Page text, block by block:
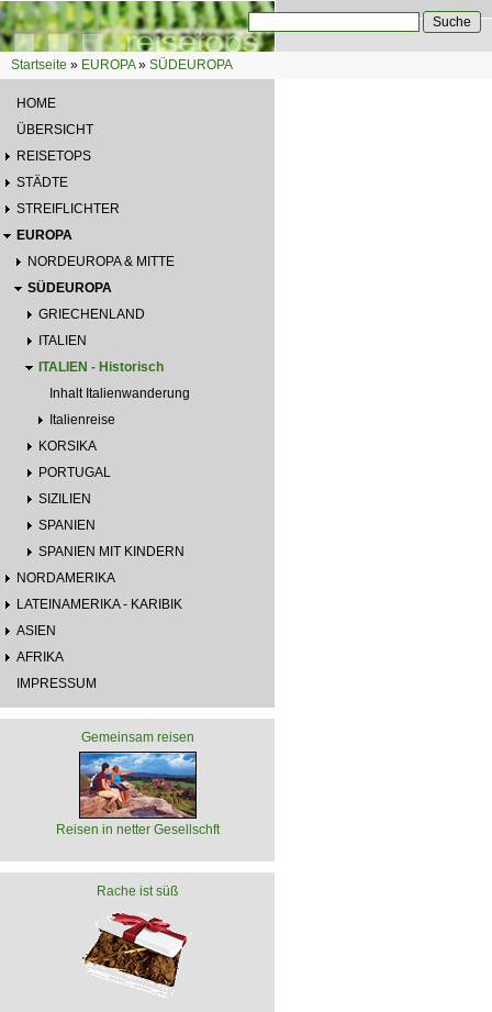
Direkt zum Inhalt
Suchformular
Sie sind hier
Startseite » EUROPA» SÜDEUROPA
HOME
ÜBERSICHT
REISETOPS
STÄDTE
STREIFLICHTER
EUROPA
NORDEUROPA & MITTE
SÜDEUROPA
GRIECHENLAND
ITALIEN
ITALIEN - Historisch
Inhalt Italienwanderung
Italienreise
KORSIKA
PORTUGAL
SIZILIEN
SPANIEN
SPANIEN MIT KINDERN
NORDAMERIKA
LATEINAMERIKA - KARIBIK
ASIEN
AFRIKA
IMPRESSUM
Gemeinsam reisen
Reisen in netter Gesellschft
Rache ist süß